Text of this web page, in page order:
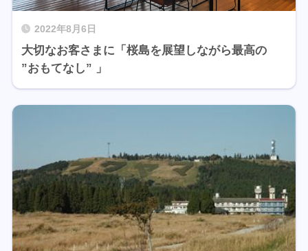
2022年8月6日
大切なお客さまに「桜島を展望しながら最高の
”おもてなし” 」